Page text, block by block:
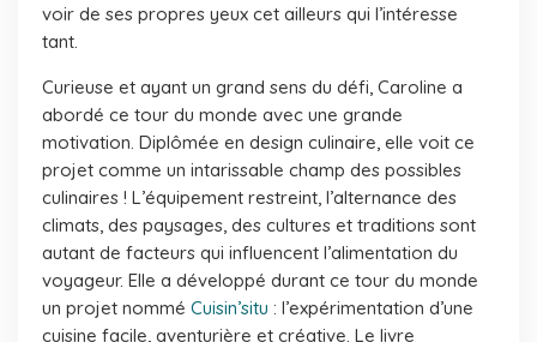
voir de ses propres yeux cet ailleurs qui l’intéresse
tant.
Curieuse et ayant un grand sens du défi, Caroline a
abordé ce tour du monde avec une grande
motivation. Diplômée en design culinaire, elle voit ce
projet comme un intarissable champ des possibles
culinaires ! L’équipement restreint, l’alternance des
climats, des paysages, des cultures et traditions sont
autant de facteurs qui influencent l’alimentation du
voyageur. Elle a développé durant ce tour du monde
un projet nommé Cuisin’situ : l’expérimentation d’une
cuisine facile, aventurière et créative. Le livre